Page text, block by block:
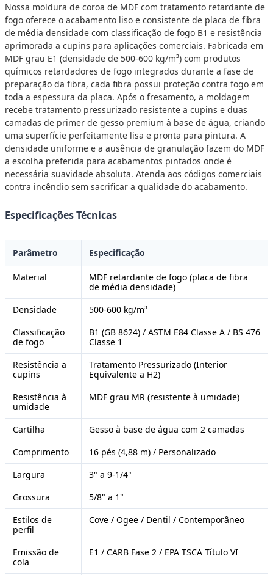
Nossa moldura de coroa de MDF com tratamento retardante de
fogo oferece o acabamento liso e consistente de placa de fibra
de média densidade com classificação de fogo B1 e resistência
aprimorada a cupins para aplicações comerciais. Fabricada em
MDF grau E1 (densidade de 500-600 kg/m³) com produtos
químicos retardadores de fogo integrados durante a fase de
preparação da fibra, cada fibra possui proteção contra fogo em
toda a espessura da placa. Após o fresamento, a moldagem
recebe tratamento pressurizado resistente a cupins e duas
camadas de primer de gesso premium à base de água, criando
uma superfície perfeitamente lisa e pronta para pintura. A
densidade uniforme e a ausência de granulação fazem do MDF
a escolha preferida para acabamentos pintados onde é
necessária suavidade absoluta. Atenda aos códigos comerciais
contra incêndio sem sacrificar a qualidade do acabamento.
Especificações Técnicas
Parâmetro Especificação
Material
MDF retardante de fogo (placa de fibra
de média densidade)
Densidade
500-600 kg/m³
Classificação
de fogo
B1 (GB 8624) / ASTM E84 Classe A / BS 476
Classe 1
Resistência a
cupins
Tratamento Pressurizado (Interior
Equivalente a H2)
Resistência à
umidade
MDF grau MR (resistente à umidade)
Cartilha
Gesso à base de água com 2 camadas
Comprimento
16 pés (4,88 m) / Personalizado
Largura
3" a 9-1/4"
Grossura
5/8" a 1"
Estilos de
perfil
Cove / Ogee / Dentil / Contemporâneo
Emissão de
cola
E1 / CARB Fase 2 / EPA TSCA Título VI